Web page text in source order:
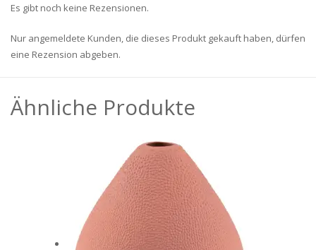
Es gibt noch keine Rezensionen.
Nur angemeldete Kunden, die dieses Produkt gekauft haben, dürfen
eine Rezension abgeben.
Ähnliche Produkte